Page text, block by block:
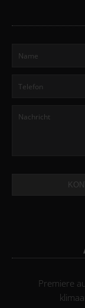
Premiere